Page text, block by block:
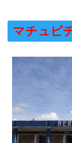
マチュピ